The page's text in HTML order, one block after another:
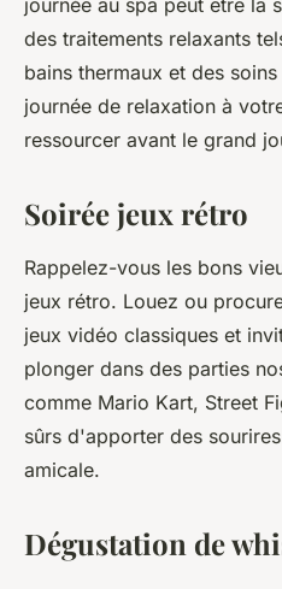
journée au spa peut être la
des traitements relaxants
bains thermaux et des
journée de relaxation à
ressourcer avant le grand
Soirée jeux rétro
Rappelez-vous les bons
jeux rétro. Louez ou
jeux vidéo classiques et
plonger dans des parties
comme Mario Kart, Street
sûrs d'apporter des
amicale.
Dégustation de